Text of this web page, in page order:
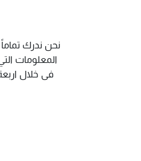
نحن ندرك
المعلومات
فى خلال